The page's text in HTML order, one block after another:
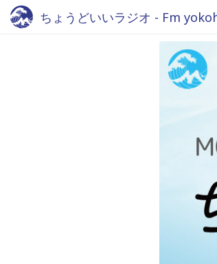
ちょうどいいラジオ - Fm